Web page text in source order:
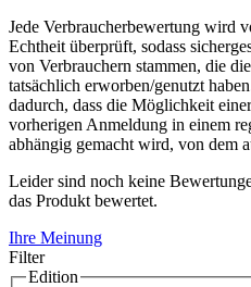
Jede Verbraucherbewertung wird
Echtheit überprüft, sodass
von Verbrauchern stammen, die
tatsächlich erworben/genutzt
dadurch, dass die Möglichkeit
vorherigen Anmeldung in einem
abhängig gemacht wird, von dem
Leider sind noch keine
das Produkt bewertet.
Ihre Meinung
Filter
Edition